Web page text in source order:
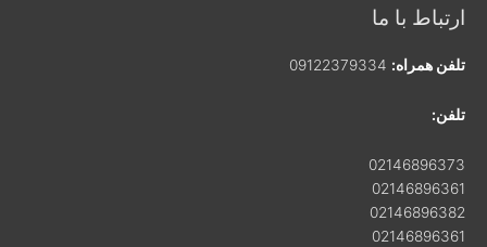
ارتباط با ما
تلفن همراه: 09122379334
تلفن:
02146896373
02146896361
02146896382
02146896361